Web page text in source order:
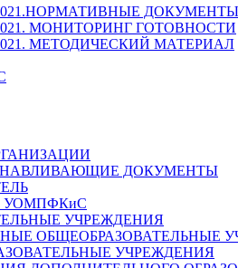
ДОКУМЕНТЫ
МОНИТОРИНГ ГОТОВНОСТИ
МЕТОДИЧЕСКИЙ МАТЕРИАЛ
ДОКУМЕНТЫ
УОМПФКиС
УЧРЕЖДЕНИЯ
ОБЩЕОБРАЗОВАТЕЛЬНЫЕ
УЧРЕЖДЕНИЯ